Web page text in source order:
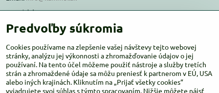
Prevádzka:
Administratívna budova PD Melčice
Otváracie hodiny:PO-ŠT 8:00 - 16:00
PIA-NE Zatvorené
Predvoľby súkromia
Cookies používame na zlepšenie vašej návštevy tejto webovej
stránky, analýzu jej výkonnosti a zhromažďovanie údajov o jej
používaní. Na tento účel môžeme použiť nástroje a služby tretích
strán a zhromaždené údaje sa môžu preniesť k partnerom v EÚ, USA
alebo iných krajinách. Kliknutím na „Prijať všetky cookies“
vyjadrujete svoj súhlas s týmto spracovaním. Nižšie môžete nájsť